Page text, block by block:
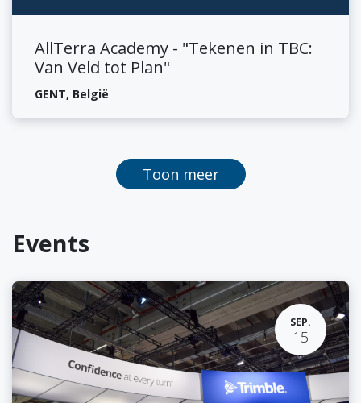
AllTerra Academy - "Tekenen in TBC:
Van Veld tot Plan"
GENT, België
Toon meer
Events
SEP.
15